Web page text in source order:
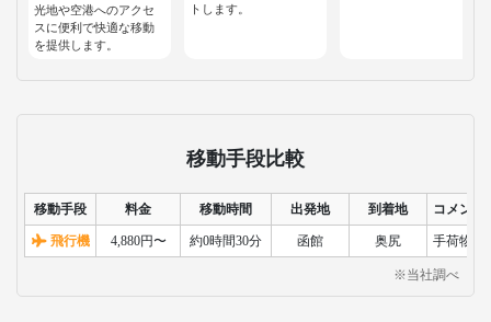
光地や空港へのアクセ
スに便利で快適な移動
を提供します。
トします。
移動手段比較
移動手段 料金 移動時間 出発地 到着地 コメント
飛行機 4,880円〜 約0時間30分 函館 奥尻 手荷物検
※当社調べ